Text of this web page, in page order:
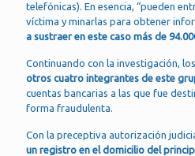
telefónicas). En esencia, “pueden
víctima y minarlas para obtener
a sustraer en este caso más de
Continuando con la investigación,
otros cuatro integrantes de este
cuentas bancarias a las que fue
forma fraudulenta.
Con la preceptiva autorización
un registro en el domicilio del